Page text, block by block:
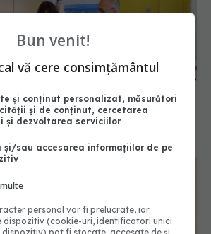
văduvită. Simona
lombară e cea mai comună.
200 boli la nivel musculo-
Bun venit!
vă cere consimțământul
și conținut personalizat, măsurători
și de conținut, cercetarea
și dezvoltarea serviciilor
și/sau accesarea informațiilor de pe
personal vor fi prelucrate, iar
dispozitiv (cookie-uri, identificatori unici